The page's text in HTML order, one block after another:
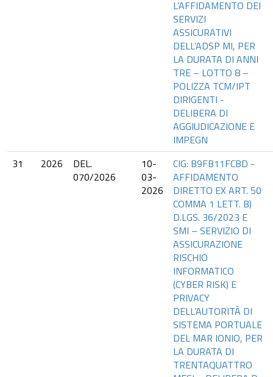
L’AFFIDAMENTO DEI
SERVIZI
ASSICURATIVI
DELL’ADSP MI, PER
LA DURATA DI ANNI
TRE – LOTTO 8 –
POLIZZA TCM/IPT
DIRIGENTI -
DELIBERA DI
AGGIUDICAZIONE E
IMPEGN
31
2026
DEL.
070/2026
10-
03-
2026
CIG: B9FB11FCBD -
AFFIDAMENTO
DIRETTO EX ART. 50
COMMA 1 LETT. B)
D.LGS. 36/2023 E
SMI – SERVIZIO DI
ASSICURAZIONE
RISCHIO
INFORMATICO
(CYBER RISK) E
PRIVACY
DELL’AUTORITÀ DI
SISTEMA PORTUALE
DEL MAR IONIO, PER
LA DURATA DI
TRENTAQUATTRO